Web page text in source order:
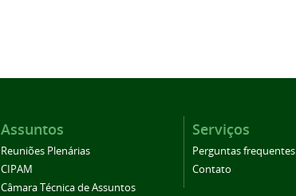
Assuntos
Reuniões Plenárias
CIPAM
Câmara Técnica de Assuntos
Serviços
Perguntas frequentes
Contato